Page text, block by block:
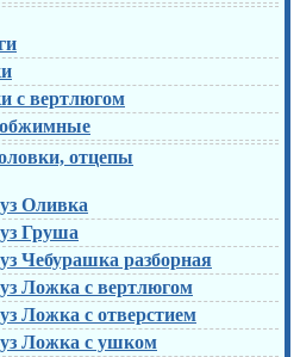
с вертлюгом
отцепы
Оливка
Груша
Чебурашка разборная
Ложка с вертлюгом
Ложка с отверстием
Ложка с ушком